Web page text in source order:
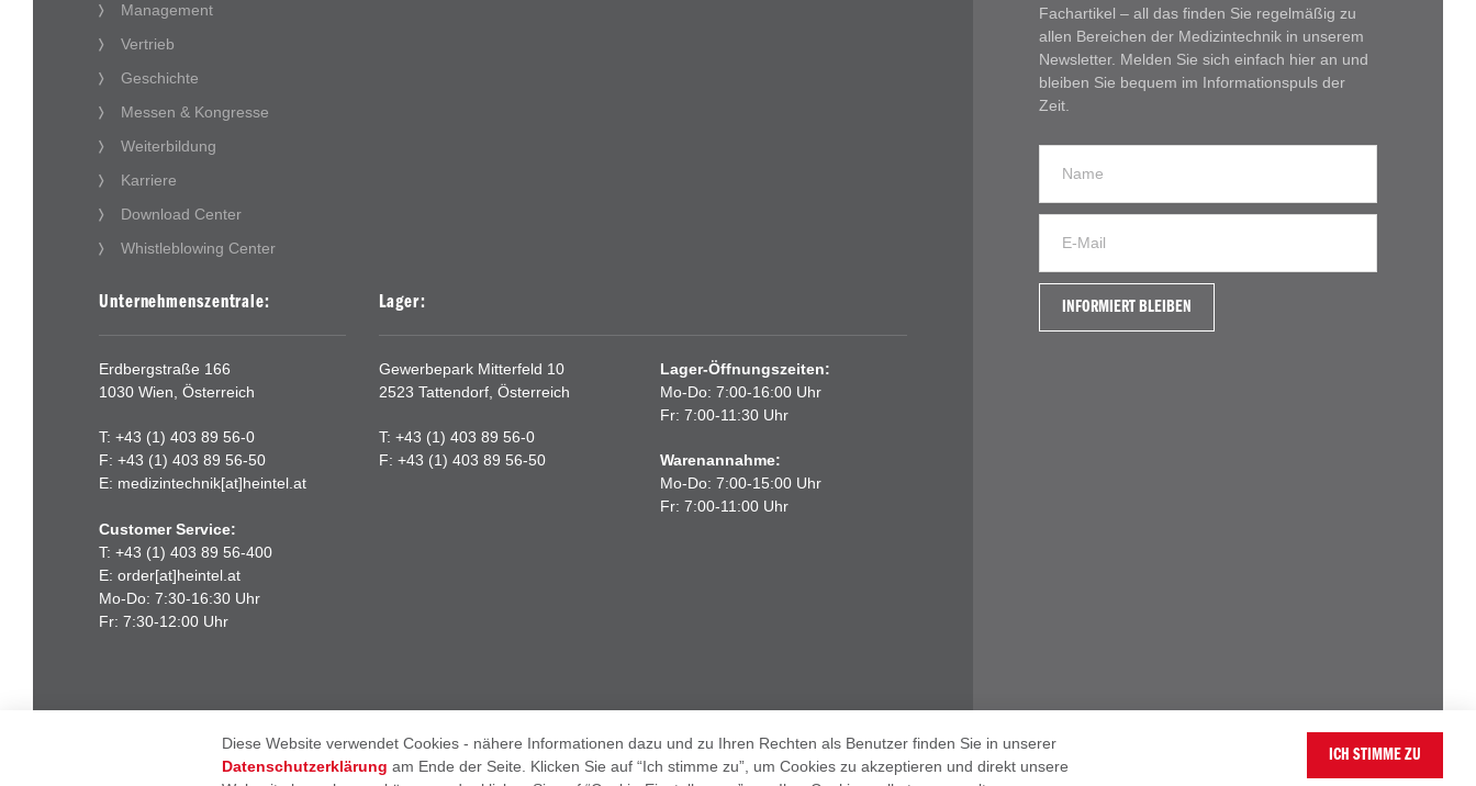
Management
Vertrieb
Geschichte
Messen & Kongresse
Weiterbildung
Karriere
Download Center
Whistleblowing Center
Unternehmenszentrale:
Erdbergstraße 166
1030 Wien, Österreich
T: +43 (1) 403 89 56-0
F: +43 (1) 403 89 56-50
E: medizintechnik[at]heintel.at
Customer Service:
T: +43 (1) 403 89 56-400
E: order[at]heintel.at
Mo-Do: 7:30-16:30 Uhr
Fr: 7:30-12:00 Uhr
Lager:
Gewerbepark Mitterfeld 10
2523 Tattendorf, Österreich
T: +43 (1) 403 89 56-0
F: +43 (1) 403 89 56-50
Lager-Öffnungszeiten:
Mo-Do: 7:00-16:00 Uhr
Fr: 7:00-11:30 Uhr
Warenannahme:
Mo-Do: 7:00-15:00 Uhr
Fr: 7:00-11:00 Uhr
IMPRESSUM AGB DATENSCHUTZERKLÄRUNG
Fachartikel – all das finden Sie regelmäßig zu
allen Bereichen der Medizintechnik in unserem
Newsletter. Melden Sie sich einfach hier an und
bleiben Sie bequem im Informationspuls der
Zeit.
INFORMIERT BLEIBEN
Diese Website verwendet Cookies - nähere Informationen dazu und zu Ihren Rechten als Benutzer finden Sie in unserer
Datenschutzerklärung am Ende der Seite. Klicken Sie auf “Ich stimme zu”, um Cookies zu akzeptieren und direkt unsere
ICH STIMME ZU